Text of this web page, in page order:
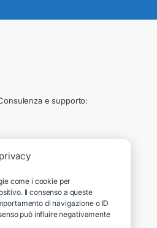
come i cookie per
Il consenso a queste
di navigazione o ID
può influire negativamente
e supporto:
Italia